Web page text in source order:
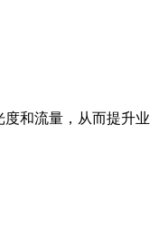
和流量，从而提升业